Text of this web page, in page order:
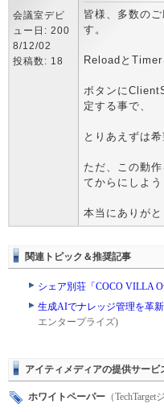
会議室デビ
ュー日: 200
8/12/02
投稿数: 18
皆様、多数の
す。
Reloadと
ボタンに
定する事で、
とりあえずは
ただ、この動
てからにしよう
本当にありがと
関連トピック＆推奨記事
シェア別荘「COCO VILLA
生成AIでナレッジ管理を革
エンタープライズ)
アイティメディアの提供サービ
ホワイトペーパー （